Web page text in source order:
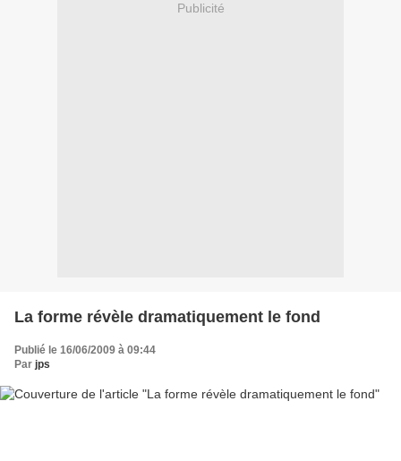
Publicité
La forme révèle dramatiquement le fond
Publié le 16/06/2009 à 09:44
Par jps